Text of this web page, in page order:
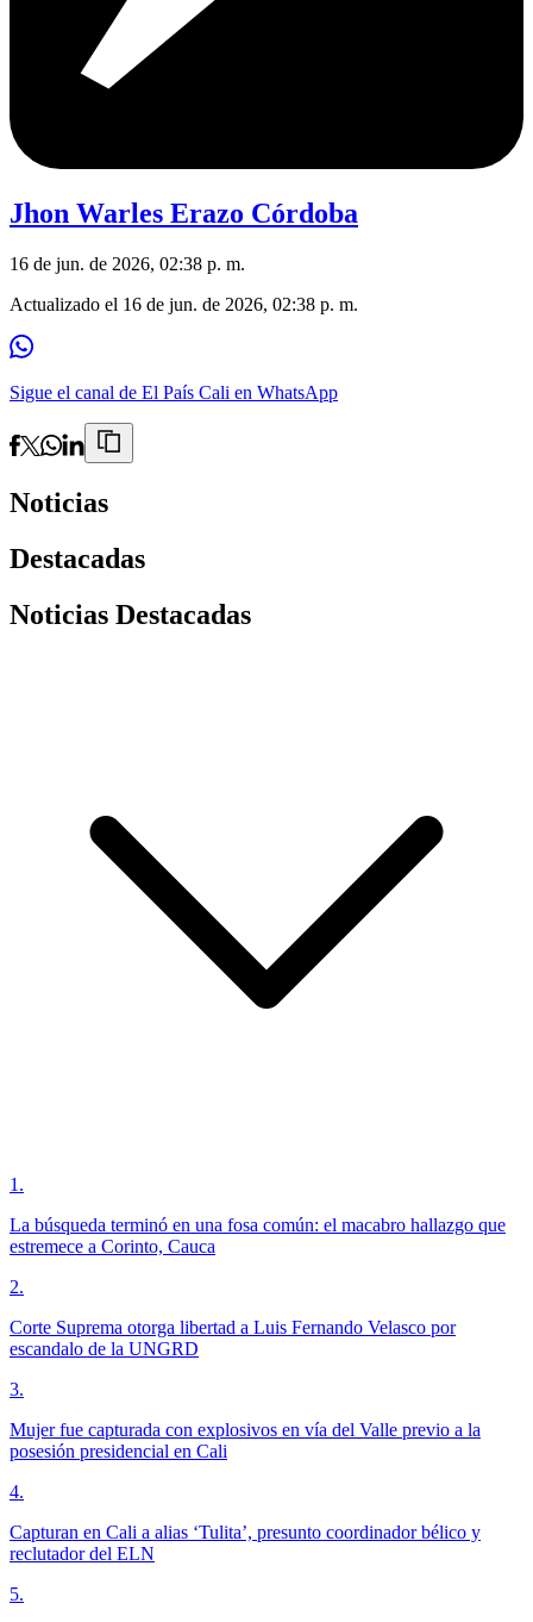
Jhon Warles Erazo Córdoba
16 de jun. de 2026, 02:38 p. m.
Actualizado el 16 de jun. de 2026, 02:38 p. m.
Sigue el canal de El País Cali en WhatsApp
Noticias
Destacadas
Noticias Destacadas
1 .
La búsqueda terminó en una fosa común: el macabro hallazgo que
estremece a Corinto, Cauca
2.
Corte Suprema otorga libertad a Luis Fernando Velasco por
escandalo de la UNGRD
3.
Mujer fue capturada con explosivos en vía del Valle previo a la
posesión presidencial en Cali
4.
Capturan en Cali a alias ‘Tulita’, presunto coordinador bélico y
reclutador del ELN
5.